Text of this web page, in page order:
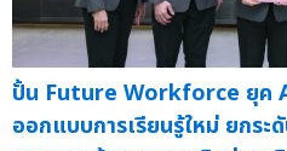
ปั้น Future Workforce ยุค
ออกแบบการเรียนรู้ใหม่ ยกร